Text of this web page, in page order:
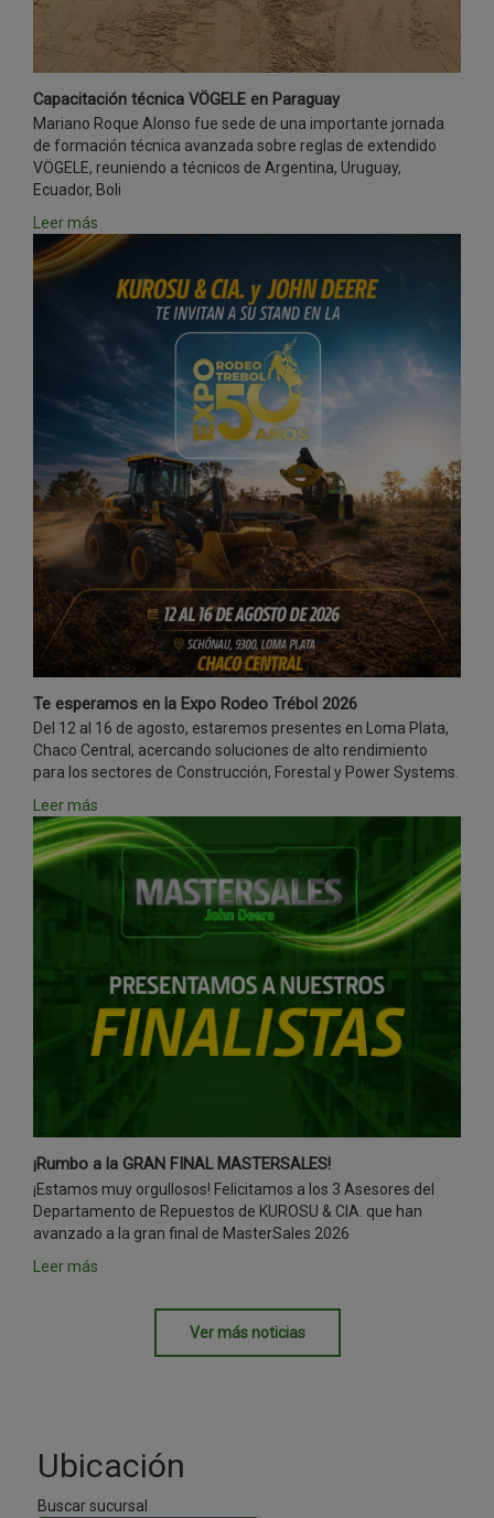
Capacitación técnica VÖGELE en Paraguay
Mariano Roque Alonso fue sede de una importante jornada
de formación técnica avanzada sobre reglas de extendido
VÖGELE, reuniendo a técnicos de Argentina, Uruguay,
Ecuador, Boli
Leer más
Te esperamos en la Expo Rodeo Trébol 2026
Del 12 al 16 de agosto, estaremos presentes en Loma Plata,
Chaco Central, acercando soluciones de alto rendimiento
para los sectores de Construcción, Forestal y Power Systems.
Leer más
¡Rumbo a la GRAN FINAL MASTERSALES!
¡Estamos muy orgullosos! Felicitamos a los 3 Asesores del
Departamento de Repuestos de KUROSU & CIA. que han
avanzado a la gran final de MasterSales 2026
Leer más
Ver más noticias
Ubicación
Buscar sucursal